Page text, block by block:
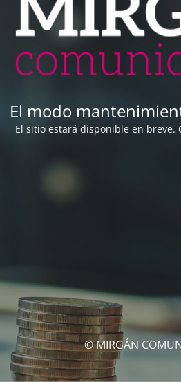
El modo
El sitio estará disponible en breve.
© MIRGÁN